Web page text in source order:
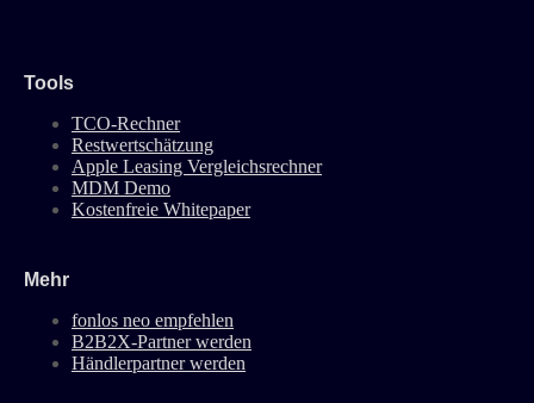
Tools
TCO-Rechner
Restwertschätzung
Apple Leasing Vergleichsrechner
MDM Demo
Kostenfreie Whitepaper
Mehr
fonlos neo empfehlen
B2B2X-Partner werden
Händlerpartner werden